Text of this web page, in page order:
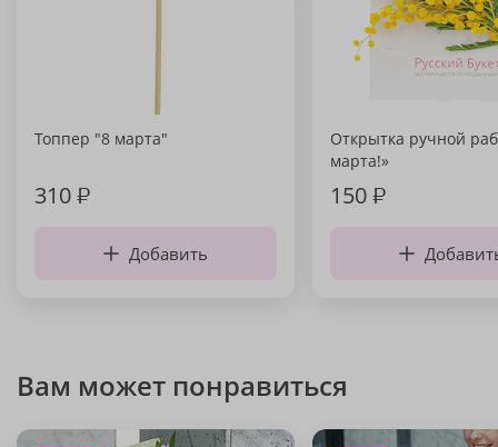
Топпер "8 марта"
310₽
Добавить
Открытка ручной
марта!»
150₽
Вам может понравиться